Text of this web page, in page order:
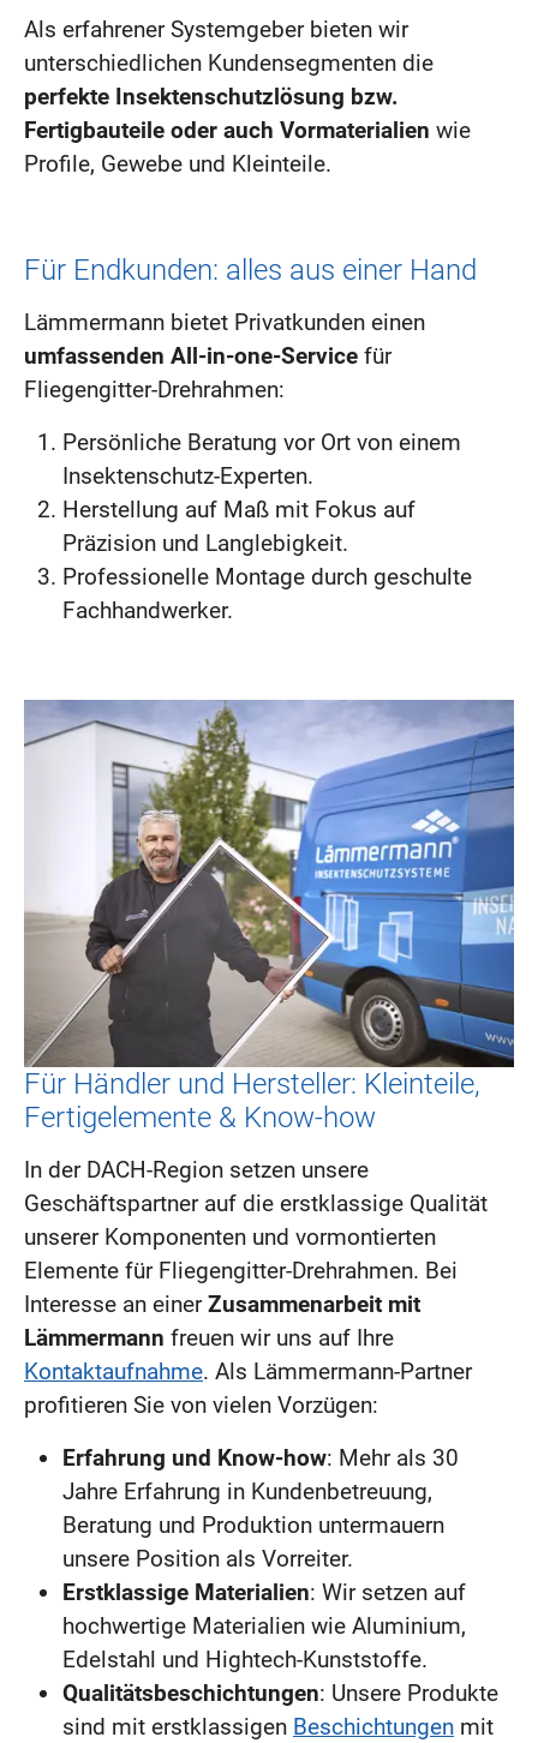
Als erfahrener Systemgeber bieten wir
unterschiedlichen Kundensegmenten die
perfekte Insektenschutzlösung bzw.
Fertigbauteile oder auch Vormaterialien wie
Profile, Gewebe und Kleinteile.
Für Endkunden: alles aus einer Hand
Lämmermann bietet Privatkunden einen
umfassenden All-in-one-Service für
Fliegengitter-Drehrahmen:
Persönliche Beratung vor Ort von einem
Insektenschutz-Experten.
Herstellung auf Maß mit Fokus auf
Präzision und Langlebigkeit.
Professionelle Montage durch geschulte
Fachhandwerker.
Für Händler und Hersteller: Kleinteile,
Fertigelemente & Know-how
In der DACH-Region setzen unsere
Geschäftspartner auf die erstklassige Qualität
unserer Komponenten und vormontierten
Elemente für Fliegengitter-Drehrahmen. Bei
Interesse an einerZusammenarbeit mit
Lämmermann freuen wir uns auf Ihre
Kontaktaufnahme. Als Lämmermann-Partner
profitieren Sie von vielen Vorzügen:
Erfahrung und Know-how: Mehr als 30
Jahre Erfahrung in Kundenbetreuung,
Beratung und Produktion untermauern
unsere Position als Vorreiter.
Erstklassige Materialien: Wir setzen auf
hochwertige Materialien wie Aluminium,
Edelstahl und Hightech-Kunststoffe.
Qualitätsbeschichtungen: Unsere Produkte
sind mit erstklassigen Beschichtungen mit